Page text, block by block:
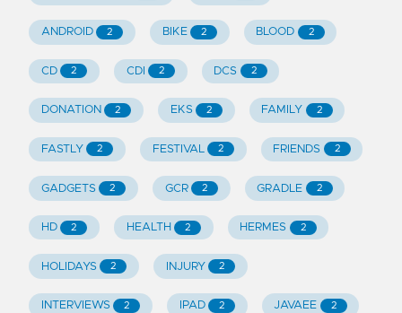
ANDROID 2 BIKE 2 BLOOD 2
CD 2 CDI 2 DCS 2
DONATION 2 EKS 2 FAMILY 2
FASTLY 2 FESTIVAL 2 FRIENDS 2
GADGETS 2 GCR 2 GRADLE 2
HD 2 HEALTH 2 HERMES 2
HOLIDAYS 2 INJURY 2
INTERVIEWS 2 IPAD 2 JAVAEE 2